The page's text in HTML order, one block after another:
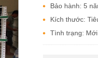
Bảo hành: 5
Kích thước:
Tình trạng: